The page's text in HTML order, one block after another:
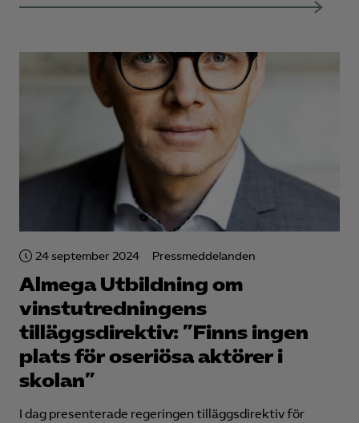
24 september 2024 Pressmeddelanden
Almega Utbildning om
vinstutredningens
tilläggsdirektiv: ”Finns ingen
plats för oseriösa aktörer i
skolan”
I dag presenterade regeringen tilläggsdirektiv för